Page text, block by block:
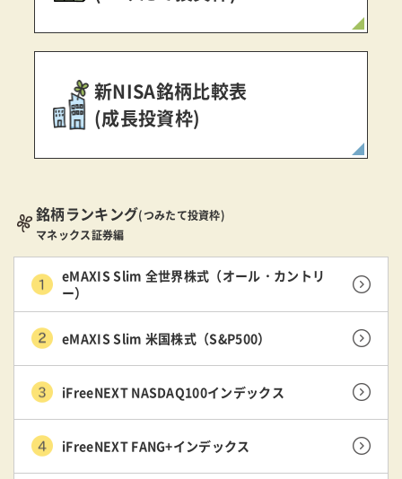
新NISA銘柄比較表
(成長投資枠)
銘柄ランキング(つみたて投資枠)
マネックス証券編
eMAXIS Slim 全世界株式（オール・カントリ
ー）
eMAXIS Slim 米国株式（S&P500）
iFreeNEXT NASDAQ100インデックス
iFreeNEXT FANG+インデックス